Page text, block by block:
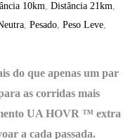
€.
10km, Distância 21km,
, Pesado, Peso Leve,
do que apenas um par
as corridas mais
UA HOVR ™ extra
a cada passada.